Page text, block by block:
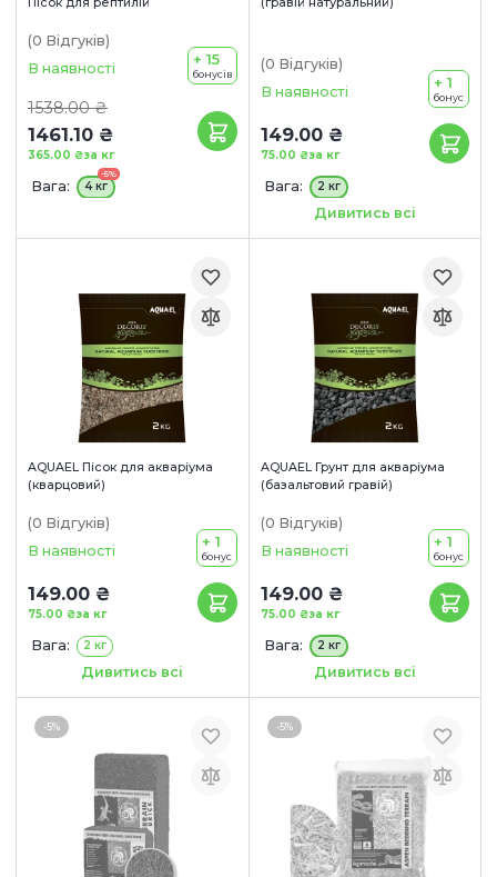
Пісок для рептилій
(0 Відгуків)
В наявності
1538.00 ₴
1461.10 ₴
за кг
365.00 ₴
+ 15
бонусів
Вага:
-5%
4 кг
(гравій натуральний)
(0 Відгуків)
В наявності
149.00 ₴
за кг
75.00 ₴
+ 1
бонус
Вага: 2 кг
Розмір: 3-5 мм 5-10 мм
Дивитись всі
AQUAEL Пісок для акваріума
(кварцовий)
(0 Відгуків)
В наявності
149.00 ₴
за кг
75.00 ₴
+ 1
бонус
Вага: 2 кг
Розмір:
0.4-1.2 мм
1.4-2.5 мм
Дивитись всі
AQUAEL Грунт для акваріума
(базальтовий гравій)
(0 Відгуків)
В наявності
149.00 ₴
за кг
75.00 ₴
+ 1
бонус
Вага: 2 кг
Розмір: 2-4 мм
Дивитись всі
-5% -5%